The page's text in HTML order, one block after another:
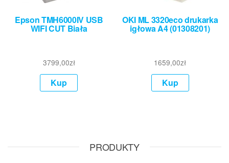
Epson TMH6000IV USB
WIFI CUT Biała
3799,00zł
Kup
OKI ML 3320eco drukarka
igłowa A4 (01308201)
1659,00zł
Kup
PRODUKTY